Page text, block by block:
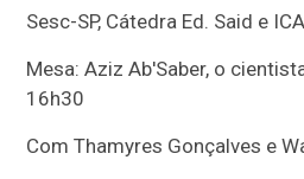
Sesc-SP, Cátedra Ed. Said e
Mesa: Aziz Ab'Saber, o
16h30
Com Thamyres Gonçalves e